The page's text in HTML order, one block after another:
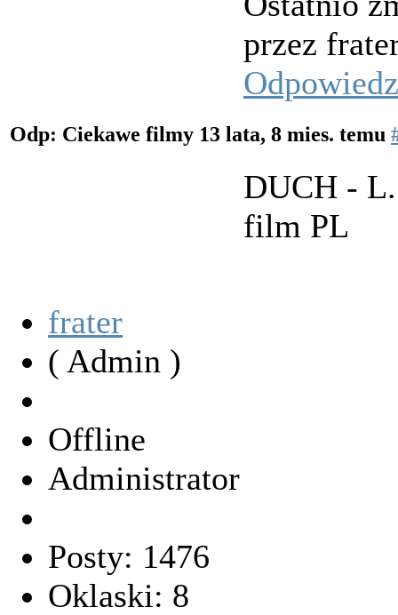
przez
Odpowiedz
Odp: Ciekawe filmy 13 lata, 8 mies. temu
frater
( Admin )
Offline
Administrator
Posty: 1476
Oklaski: 8
DUCH -
film PL